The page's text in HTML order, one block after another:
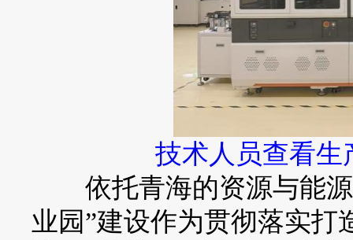
技术人员查看生
依托青海的资源与能源
业园”建设作为贯彻落实打